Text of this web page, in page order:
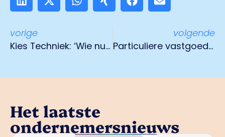
vorige
Kies Techniek: ‘Wie nu niet aanhaakt, staat over vijf jaar buiten de maatschappij’
volgende
Particuliere vastgoedbelegger: verkoop uw stenen niet!
Het laatste
ondernemersnieuws